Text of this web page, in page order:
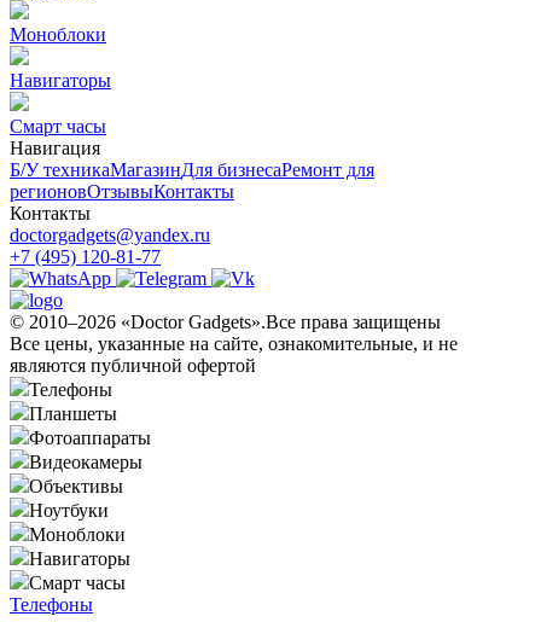
Моноблоки
Навигаторы
Смарт часы
Навигация
Б/У техникaМагазинДля бизнесаРемонт для
регионовОтзывыКонтакты
Контакты
doctorgadgets@yandex.ru
+7 (495) 120-81-77
© 2010–2026 «Doctor Gadgets».Все права защищены
Все цены, указанные на сайте, ознакомительные, и не
являются публичной офертой
Телефоны
Планшеты
Фотоаппараты
Видеокамеры
Объективы
Ноутбуки
Моноблоки
Навигаторы
Смарт часы
Телефоны